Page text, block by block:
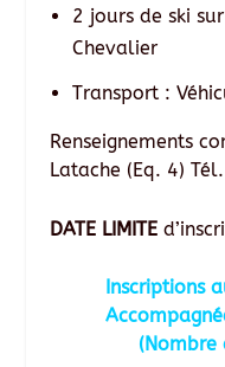
2 jours de ski
Chevalier
Transport :
Renseignements
Latache (Eq. 4)
DATE LIMITE
Inscriptions
(Nombre